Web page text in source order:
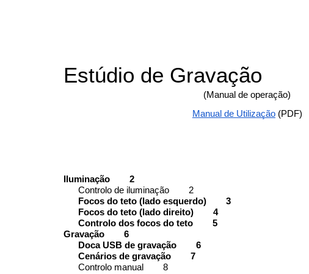
Estúdio de Gravação
(Manual de operação)
Manual de Utilização(PDF)
Iluminação 2
Controlo de iluminação 2
Focos do teto (lado esquerdo) 3
Focos do teto (lado direito) 4
Controlo dos focos do teto 5
Gravação 6
Doca USB de gravação 6
Cenários de gravação 7
Controlo manual 8